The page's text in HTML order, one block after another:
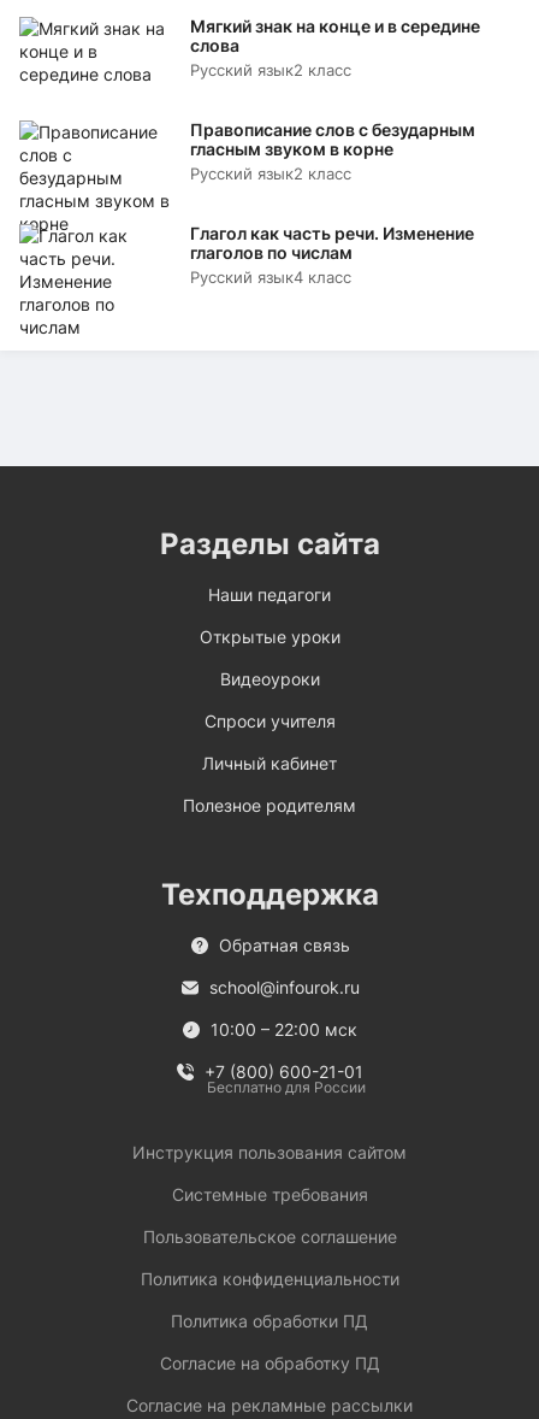
Мягкий знак на конце и в середине
слова
Русский язык2 класс
Правописание слов с безударным
гласным звуком в корне
Русский язык2 класс
Глагол как часть речи. Изменение
глаголов по числам
Русский язык4 класс
Разделы сайта
Наши педагоги
Открытые уроки
Видеоуроки
Спроси учителя
Личный кабинет
Полезное родителям
Техподдержка
Обратная связь
school@infourok.ru
10:00 – 22:00 мск
+7 (800) 600-21-01
Бесплатно для России
Инструкция пользования сайтом
Системные требования
Пользовательское соглашение
Политика конфиденциальности
Политика обработки ПД
Согласие на обработку ПД
Согласие на рекламные рассылки